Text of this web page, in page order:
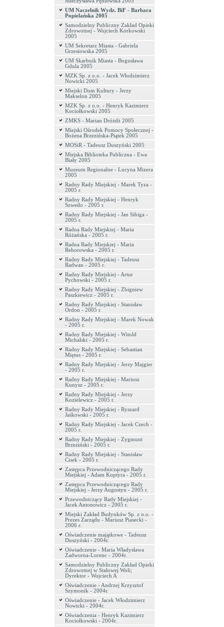
UM Naczelnik Wydz. BiF - Barbara
Popielańska 2005
Samodzielny Publiczny Zakład Opieki
Zdrowotnej - Wojciech Korkowski
2005
UM Sekretarz Miasta - Gabriela
Grzesiowska 2005
UM Skarbnik Miasta - Bogusława
Gdula 2005
MZK Sp. z o.o. - Jacek Włodzimierz
Nowicki 2005
Miejski Dom Kultury - Jerzy
Makselon 2005
MZK Sp. z o.o. - Henryk Kazimierz
Kociołkowski 2005
ZMKS - Marian Dróżdż 2005
Miejski Ośrodek Pomocy Społecznej -
Bożena Brzezińska-Piątek 2005
MOSiR - Tadeusz Duszyński 2005
Miejska Biblioteka Publiczna - Ewa
Biały 2005
Muzeum Regionalne - Lucyna Mizera
2005
Radny Rady Miejskiej - Marek Tyza -
2005 r.
Radny Rady Miejskiej - Henryk
Szwedo - 2005 r.
Radny Rady Miejskiej - Jan Sibiga -
2005 r.
Radna Rady Miejskiej - Maria
Różańska - 2005 r.
Radna Rady Miejskiej - Maria
Rehorowska - 2005 r.
Radny Rady Miejskiej - Tadeusz
Radwan - 2005 r.
Radny Rady Miejskiej - Artur
Pychowski - 2005 r.
Radny Rady Miejskiej - Zbigniew
Paszkiewicz - 2005 r.
Radny Rady Miejskiej - Stanisław
Ordon - 2005 r.
Radny Rady Miejskiej - Marek Nowak
- 2005 r.
Radny Rady Miejskiej - Witold
Michalski - 2005 r.
Radny Rady Miejskiej - Sebastian
Miętus - 2005 r.
Radny Rady Miejskiej - Jerzy Majgier
- 2005 r.
Radny Rady Miejskiej - Mariusz
Kunysz - 2005 r.
Radny Rady Miejskiej - Jerzy
Kozielewicz - 2005 r.
Radny Rady Miejskiej - Ryszard
Jaśkowski - 2005 r.
Radny Rady Miejskiej - Jacek Czech -
2005 r.
Radny Rady Miejskiej - Zygmunt
Brzeziński - 2005 r.
Radny Rady Miejskiej - Stanisław
Cisek - 2005 r.
Zastępca Przewodniczącego Rady
Miejskiej - Adam Koptyra - 2005 r.
Zastępca Przewodniczącego Rady
Miejskiej - Jerzy Augustyn - 2005 r.
Przewodniczący Rady Miejskiej -
Jacek Antonowicz - 2005 r.
Miejski Zakład Budynków Sp. z o.o. -
Prezes Zarządu - Mariusz Piasecki -
2006 r.
Oświadczenie majątkowe - Tadeusz
Duszyński - 2004r.
Oświadczenie - Maria Władysława
Zadworna-Lorenc - 2004r.
Samodzielny Publiczny Zakład Opieki
Zdrowotnej w Stalowej Woli;
Dyrektor - Wojciech A
Oświadczenie - Andrzej Krzysztof
Szymonik - 2004r.
Oświadczenie - Jacek Włodzimierz
Nowicki - 2004r.
Oświadczenia - Henryk Kazimierz
Kociołkowski - 2004r.